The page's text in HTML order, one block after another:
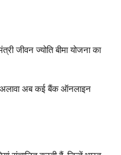
ज्योति बीमा योजना का
अलावा अब कई बैंक ऑनलाइन